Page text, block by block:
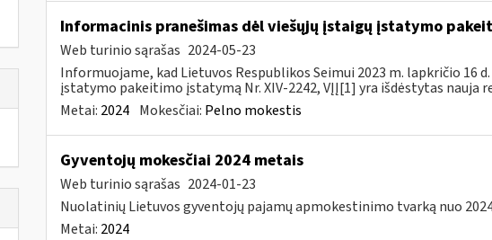
Informacinis pranešimas dėl viešųjų įstaigų įstatymo
Web turinio sąrašas 2024-05-23
Informuojame, kad Lietuvos Respublikos Seimui 2023 m. lapkričio 16
įstatymo pakeitimo įstatymą Nr. XIV-2242, VĮĮ[1] yra išdėstytas nauja
Metai: 2024 Mokesčiai: Pelno mokestis
Gyventojų mokesčiai 2024 metais
Web turinio sąrašas 2024-01-23
Nuolatinių Lietuvos gyventojų pajamų apmokestinimo tvarką nuo
Metai: 2024